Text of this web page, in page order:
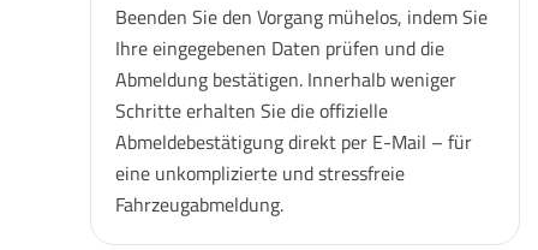
Beenden Sie den Vorgang mühelos, indem Sie
Ihre eingegebenen Daten prüfen und die
Abmeldung bestätigen. Innerhalb weniger
Schritte erhalten Sie die offizielle
Abmeldebestätigung direkt per E-Mail – für
eine unkomplizierte und stressfreie
Fahrzeugabmeldung.